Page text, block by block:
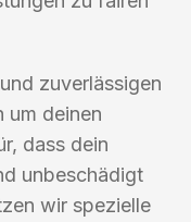
zuverlässigen
um deinen
dass dein
unbeschädigt
wir spezielle